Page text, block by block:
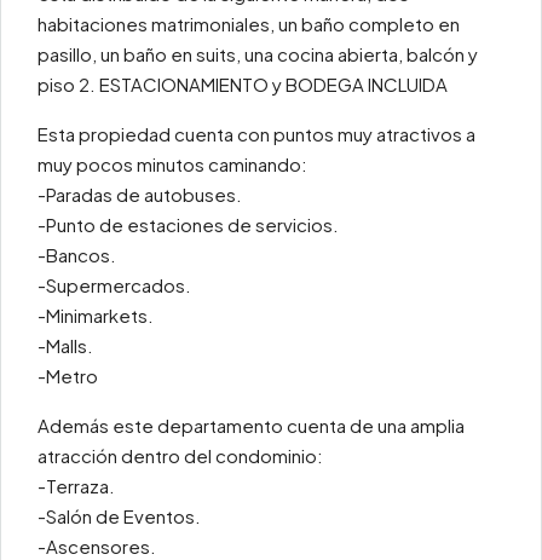
habitaciones matrimoniales, un baño completo en
pasillo, un baño en suits, una cocina abierta, balcón y
piso 2. ESTACIONAMIENTO y BODEGA INCLUIDA
Esta propiedad cuenta con puntos muy atractivos a
muy pocos minutos caminando:
-Paradas de autobuses.
-Punto de estaciones de servicios.
-Bancos.
-Supermercados.
-Minimarkets.
-Malls.
-Metro
Además este departamento cuenta de una amplia
atracción dentro del condominio:
-Terraza.
-Salón de Eventos.
-Ascensores.